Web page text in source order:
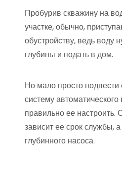
Пробурив скважину на
участке, обычно,
обустройству, ведь воду
глубины и подать в дом.
Но мало просто подвести
систему
правильно ее настроить.
зависит ее срок службы,
глубинного насоса.